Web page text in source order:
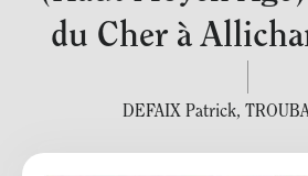
du Cher à
DEFAIX Patrick,